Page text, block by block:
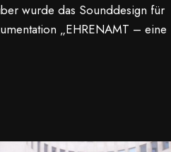
wurde das Sounddesign für
„EHRENAMT – eine